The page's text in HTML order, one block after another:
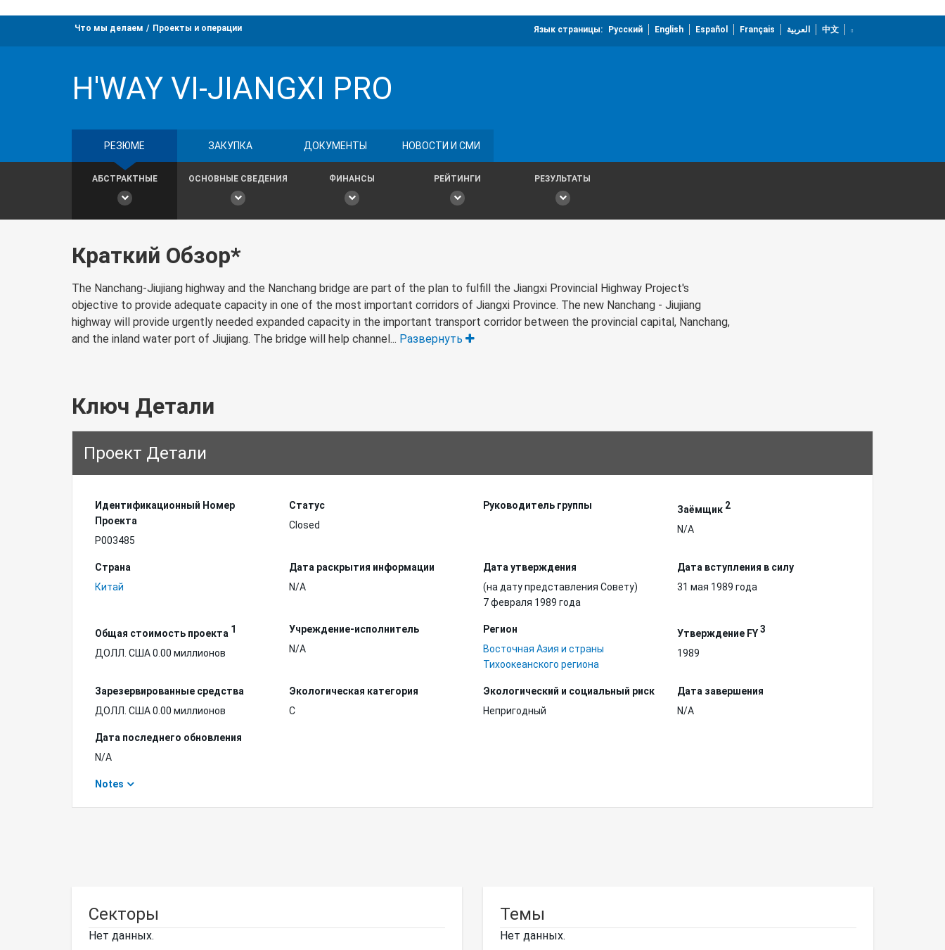
Что мы делаем Проекты и операции Язык страницы: Русский English Español Français العربية 中文
H'WAY VI-JIANGXI PRO
РЕЗЮМЕ ЗАКУПКА ДОКУМЕНТЫ НОВОСТИ И СМИ
АБСТРАКТНЫЕ ОСНОВНЫЕ СВЕДЕНИЯ ФИНАНСЫ РЕЙТИНГИ РЕЗУЛЬТАТЫ
Краткий Обзор*
The Nanchang-Jiujiang highway and the Nanchang bridge are part of the plan to fulfill the Jiangxi Provincial Highway Project's
objective to provide adequate capacity in one of the most important corridors of Jiangxi Province. The new Nanchang - Jiujiang
highway will provide urgently needed expanded capacity in the important transport corridor between the provincial capital, Nanchang,
and the inland water port of Jiujiang. The bridge will help channel... Развернуть
Ключ Детали
Проект Детали
Идентификационный Hомер
Проекта
P003485
Статус
Closed
Руководитель группы Заёмщик 2
N/A
Страна
Китай
Дата раскрытия информации
N/A
Дата утверждения
(на дату представления Совету)
7 февраля 1989 года
Дата вступления в силу
31 мая 1989 года
Общая стоимость проекта 1
ДОЛЛ. США 0.00 миллионов
Учреждение-исполнитель
N/A
Регион
Восточная Азия и страны
Тихоокеанского региона
Утверждение FY3
1989
Зарезервированные средства
ДОЛЛ. США 0.00 миллионов
Экологическая категория
C
Экологический и социальный риск
Непригодный
Дата завершения
N/A
Дата последнего обновления
N/A
Notes
Секторы
Нет данных.
Темы
Нет данных.